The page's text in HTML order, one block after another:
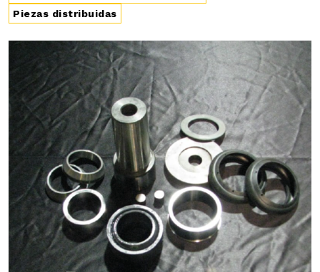
Piezas distribuidas